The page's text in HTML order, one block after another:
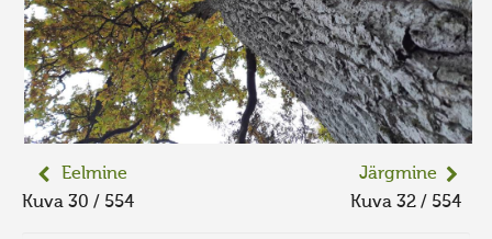
Eelmine
Kuva 30 / 554
Järgmine
Kuva 32 / 554